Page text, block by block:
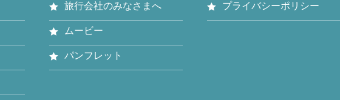
旅行会社のみなさまへ
ムービー
パンフレット
プライバシーポリシー